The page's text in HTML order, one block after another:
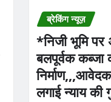
ब्रेकिंग न्यूज़
*निजी भूमि पर
बलपूर्वक कब्जा
लगाई न्याय की